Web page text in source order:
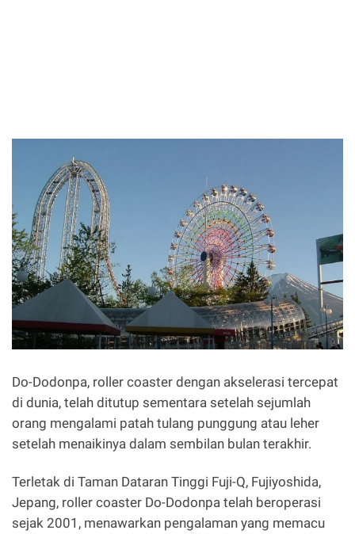
Do-Dodonpa, roller coaster dengan akselerasi tercepat
di dunia, telah ditutup sementara setelah sejumlah
orang mengalami patah tulang punggung atau leher
setelah menaikinya dalam sembilan bulan terakhir.
Terletak di Taman Dataran Tinggi Fuji-Q, Fujiyoshida,
Jepang, roller coaster Do-Dodonpa telah beroperasi
sejak 2001, menawarkan pengalaman yang memacu